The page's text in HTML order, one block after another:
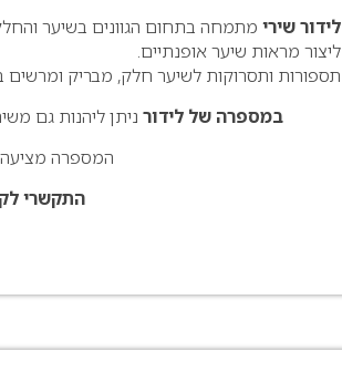
לידור שירי מתמחה בתחום הגוונים בשיער
ליצור מראות שיער אופנתיים.
תספורות ותסרוקות לשיער חלק, מבריק ומרשים
במספרה של לידורניתן ליהנות גם
המספרה מציעה
התקשרי